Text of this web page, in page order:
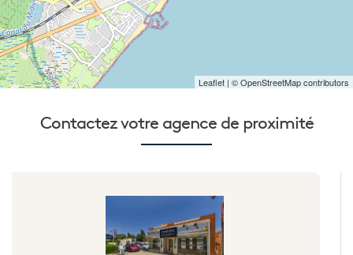
Leaflet | © OpenStreetMap contributors
Contactez votre agence de proximité